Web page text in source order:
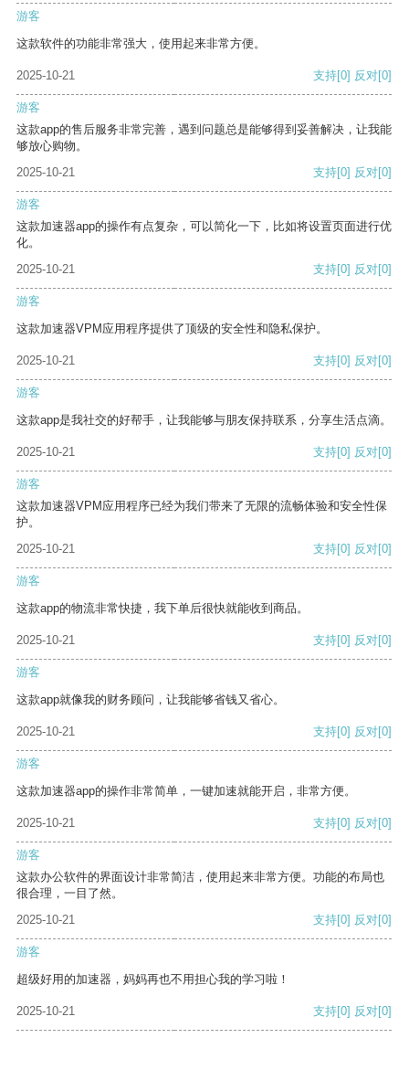
游客
这款软件的功能非常强大，使用起来非常方便。
2025-10-21 支持[0] 反对[0]
游客
这款app的售后服务非常完善，遇到问题总是能够得到妥善解决，让我能
够放心购物。
2025-10-21
支持[0] 反对[0]
游客
这款加速器app的操作有点复杂，可以简化一下，比如将设置页面进行优
化。
2025-10-21
支持[0] 反对[0]
游客
这款加速器VPM应用程序提供了顶级的安全性和隐私保护。
2025-10-21 支持[0] 反对[0]
游客
这款app是我社交的好帮手，让我能够与朋友保持联系，分享生活点滴。
2025-10-21 支持[0] 反对[0]
游客
这款加速器VPM应用程序已经为我们带来了无限的流畅体验和安全性保
护。
2025-10-21
支持[0] 反对[0]
游客
这款app的物流非常快捷，我下单后很快就能收到商品。
2025-10-21 支持[0] 反对[0]
游客
这款app就像我的财务顾问，让我能够省钱又省心。
2025-10-21 支持[0] 反对[0]
游客
这款加速器app的操作非常简单，一键加速就能开启，非常方便。
2025-10-21 支持[0] 反对[0]
游客
这款办公软件的界面设计非常简洁，使用起来非常方便。功能的布局也
很合理，一目了然。
2025-10-21
支持[0] 反对[0]
游客
超级好用的加速器，妈妈再也不用担心我的学习啦！
2025-10-21 支持[0] 反对[0]